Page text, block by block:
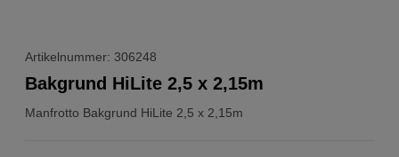
Artikelnummer: 306248
Manfrotto Bakgrund HiLite 2,5 x 2,15m
Bakgrund HiLite 2,5 x 2,15m